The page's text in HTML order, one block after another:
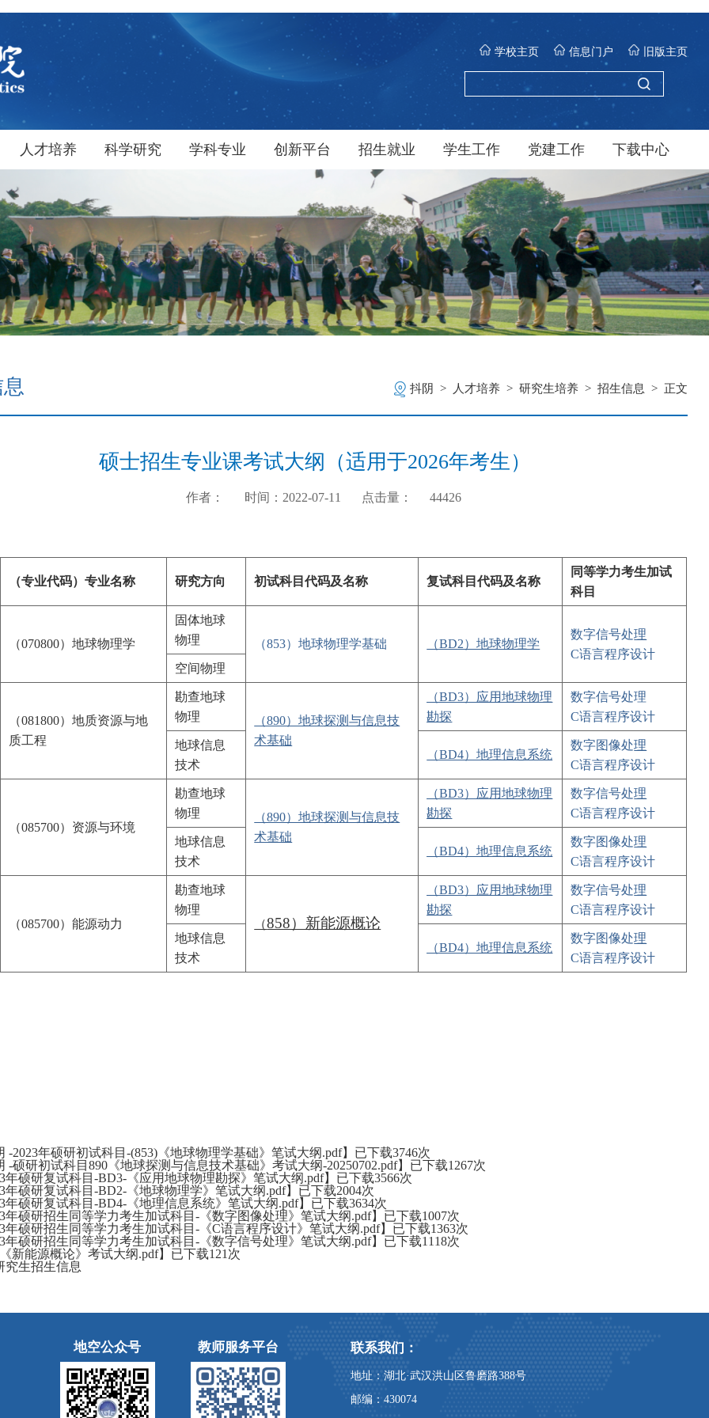
学校主页 信息门户 旧版主页
人才培养 科学研究 学科专业 创新平台 招生就业 学生工作 党建工作 下载中心
抖阴 > 人才培养 > 研究生培养 > 招生信息 > 正文
硕士招生专业课考试大纲（适用于2026年考生）
作者： 时间：2022-07-11 点击量： 44426
（专业代码）专业名称 研究方向 初试科目代码及名称 复试科目代码及名称
同等学力考生加试
科目
（070800）地球物理学
固体地球
物理
（853）地球物理学基础 （BD2）地球物理学
数字信号处理
C语言程序设计
空间物理
（081800）地质资源与地
质工程
勘查地球
物理
（890）地球探测与信息技
术基础
（BD3）应用地球物理
勘探
数字信号处理
C语言程序设计
地球信息
技术
（BD4）地理信息系统
数字图像处理
C语言程序设计
（085700）资源与环境
勘查地球
物理
（890）地球探测与信息技
术基础
（BD3）应用地球物理
勘探
数字信号处理
C语言程序设计
地球信息
技术
（BD4）地理信息系统
数字图像处理
C语言程序设计
（085700）能源动力
勘查地球
物理
（858）新能源概论
（BD3）应用地球物理
勘探
数字信号处理
C语言程序设计
地球信息
技术
（BD4）地理信息系统
数字图像处理
C语言程序设计
-2023年硕研初试科目-(853)《地球物理学基础》笔试大纲.pdf】已下载3746次
-硕研初试科目890《地球探测与信息技术基础》考试大纲-20250702.pdf】已下载1267次
年硕研复试科目-BD3-《应用地球物理勘探》笔试大纲.pdf】已下载3566次
年硕研复试科目-BD2-《地球物理学》笔试大纲.pdf】已下载2004次
年硕研复试科目-BD4-《地理信息系统》笔试大纲.pdf】已下载3634次
年硕研招生同等学力考生加试科目-《数字图像处理》笔试大纲.pdf】已下载1007次
年硕研招生同等学力考生加试科目-《C语言程序设计》笔试大纲.pdf】已下载1363次
年硕研招生同等学力考生加试科目-《数字信号处理》笔试大纲.pdf】已下载1118次
新能源概论》考试大纲.pdf】已下载121 次
究生招生信息
地空公众号 教师服务平台 联系我们：
地址：湖北·武汉洪山区鲁磨路388号
邮编：430074